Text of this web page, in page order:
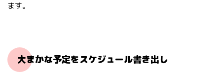
ます。
大まかな予定をスケジュール書き出し